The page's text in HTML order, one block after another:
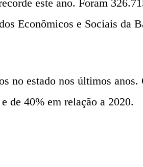
este ano. Foram
Econômicos e Sociais da
no estado nos últimos
de 40% em relação a 2020.